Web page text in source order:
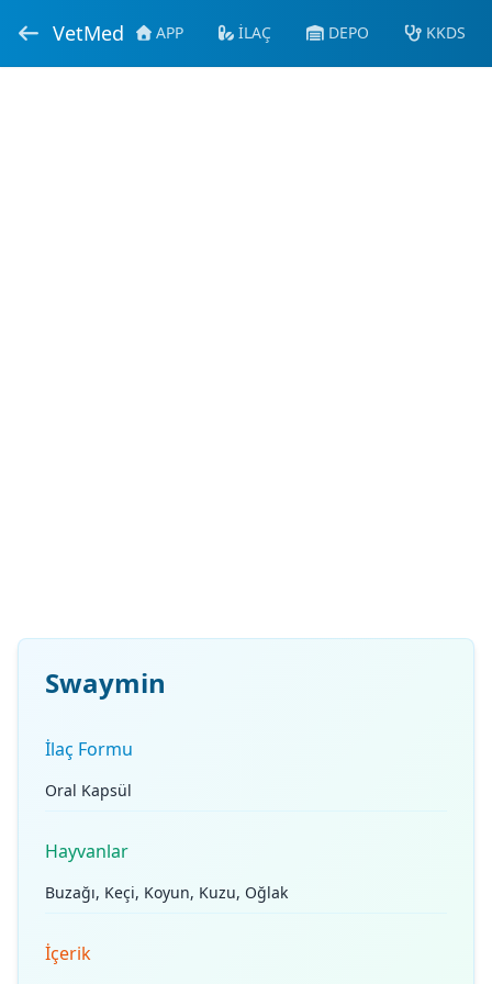
VetMed APP İLAÇ DEPO KKDS
Swaymin
İlaç Formu
Oral Kapsül
Hayvanlar
Buzağı, Keçi, Koyun, Kuzu, Oğlak
İçerik